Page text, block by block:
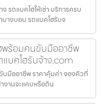
รถแบคโฮให้เช่า บริการครบ
บางบอน รถแบคโฮรับจ
พร้อมคนขับมืออาชีพ
บคโฮรับจ้าง.com
บมืออาชีพ ราคาคุ้มค่า จองคิวที่
งานจะแคบหรือดิน